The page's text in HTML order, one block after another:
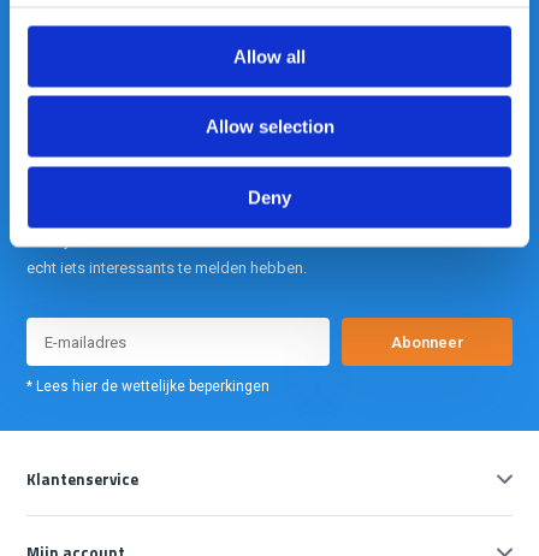
Allow all
Allow selection
Deny
echt iets interessants te melden hebben.
Abonneer
* Lees hier de wettelijke beperkingen
Klantenservice